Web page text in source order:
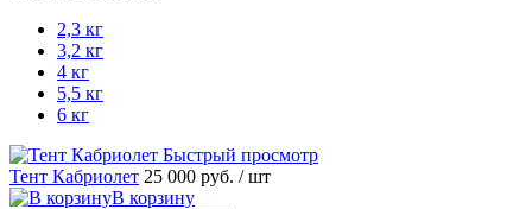
2,3 кг
3,2 кг
4 кг
5,5 кг
6 кг
Быстрый просмотр
Тент Кабриолет 25 000 руб. / шт
В корзину